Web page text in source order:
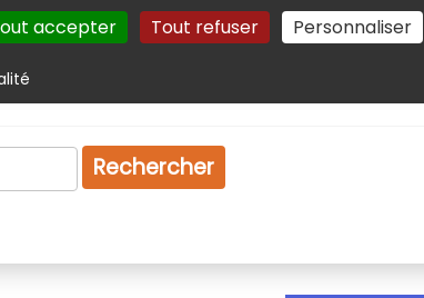
accepter Tout refuser Personnaliser
services Plan du site Gestion des cookies
Droit
Rechercher